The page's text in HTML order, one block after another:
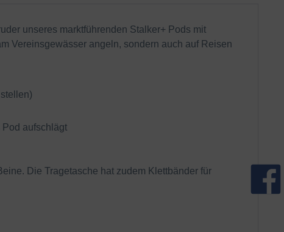
unseres marktführenden Stalker+ Pods mit
Vereinsgewässer angeln, sondern auch auf Reisen
Pod aufschlägt
Die Tragetasche hat zudem Klettbänder für